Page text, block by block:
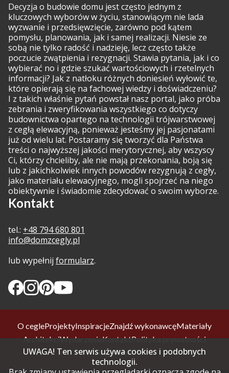
UWAGA! Ten serwis używa cookies i podobnych
technologii.
Kontakt
tel.: +48 794 680 801
info@domzcegly.pl
lub wypełnij formularz.
Decyzja o budowie domu jest często jednym z
kluczowych wyborów w życiu, stanowiącym nie lada
wyzwanie i przedsięwzięcie, zarówno pod kątem
pomysłu, planowania, jak i samej realizacji. Niesie ze
sobą nie tylko radość i nadzieję, lecz często także
poczucie zwątpienia i rezygnacji. Stawia pytania, jak i co
wybierać no i gdzie szukać wartościowych i rzetelnych
informacji? Jak z natłoku różnych doniesień wyłowić te,
które opierają się na fachowej wiedzy i doświadczeniu?
I z takich właśnie pytań powstał nasz portal, jako próba
zebrania i zweryfikowania wszystkiego co dotyczy
budownictwa opartego na technologii trójwarstwowej
z cegłą elewacyjną, ponieważ jesteśmy jej pasjonatami
już od wielu lat. Postaramy się tworzyć dla Państwa
treści o najwyższej jakości merytorycznej, aby wszyscy
Ci, którzy chcieliby, ale nie mają przekonania, boją się
lub z jakichkolwiek innych powodów rezygnują z cegły,
jako materiału elewacyjnego, mogli spojrzeć na niego
obiektywnie i świadomie zdecydować o swoim wyborze.
O cegleProjektyInspiracjeZnajdź wykonawcęMateriały
ArchitekciWydarzeniaKontaktPolityka prywatności
Regulamin